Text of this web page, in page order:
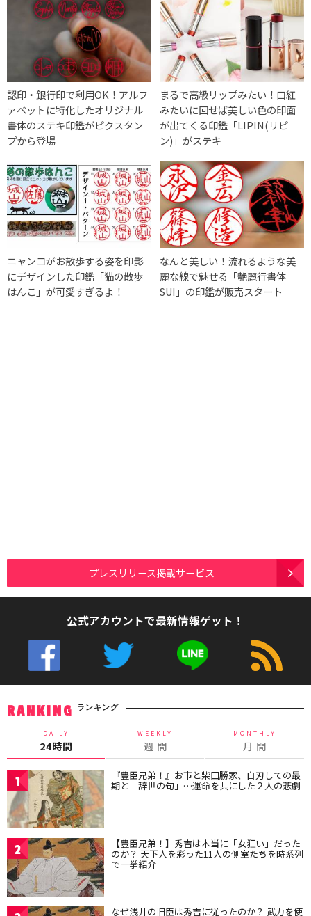
認印・銀行印で利用OK！アルフ
ァベットに特化したオリジナル
書体のステキ印鑑がピクスタン
プから登場
まるで高級リップみたい！口紅
みたいに回せば美しい色の印面
が出てくる印鑑「LIPIN(リピ
ン)」がステキ
ニャンコがお散歩する姿を印影
にデザインした印鑑「猫の散歩
はんこ」が可愛すぎるよ！
なんと美しい！流れるような美
麗な線で魅せる「艶麗行書体
SUI」の印鑑が販売スタート
プレスリリース掲載サービス
公式アカウントで最新情報ゲット！
RANKING ランキング
DAILY
24時間
WEEKLY
週 間
MONTHLY
月 間
1 『豊臣兄弟！』お市と柴田勝家、自刃しての最
期と「辞世の句」…運命を共にした２人の悲劇
2 【豊臣兄弟！】秀吉は本当に「女狂い」だった
のか？ 天下人を彩った11人の側室たちを時系列
で一挙紹介
なぜ浅井の旧臣は秀吉に従ったのか？ 武力を使